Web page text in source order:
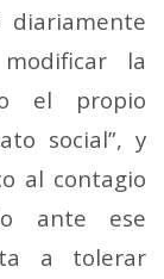
diariamente
la
el propio
social”, y
al contagio
ante ese
a tolerar